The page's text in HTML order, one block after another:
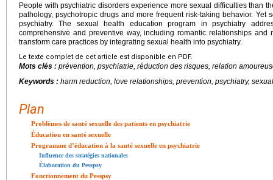
People with psychiatric disorders experience more sexual difficulties than
pathology, psychotropic drugs and more frequent risk-taking behavior. Yet
psychiatry. The sexual health education program in psychiatry
comprehensive and preventive way, including romantic relationships
transform care practices by integrating sexual health into psychiatry.
Le texte complet de cet article est disponible en PDF.
Mots clés : prévention, psychiatrie, réduction des risques, relation
Keywords : harm reduction, love relationships, prevention, psychiatry,
Plan
Problèmes de santé sexuelle des patients en psychiatrie
Éducation en santé sexuelle
Programme d’éducation à la santé sexuelle en psychiatrie
Influence des stratégies nationales
Élaboration du Pesspsy
Fonctionnement du Pesspsy